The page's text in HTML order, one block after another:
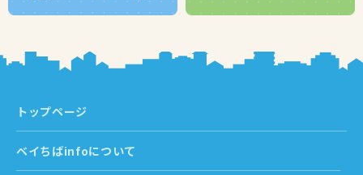
トップページ
ベイちばinfoについて